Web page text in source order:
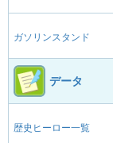
ガソリンスタンド
データ
歴史ヒーロー一覧